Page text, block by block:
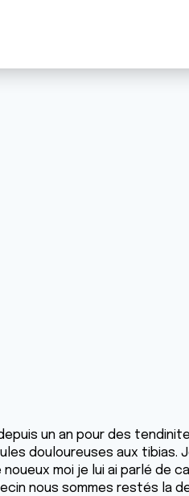
un an pour des
douloureuses aux tibias.
moi je lui ai parlé de
nous sommes restés la